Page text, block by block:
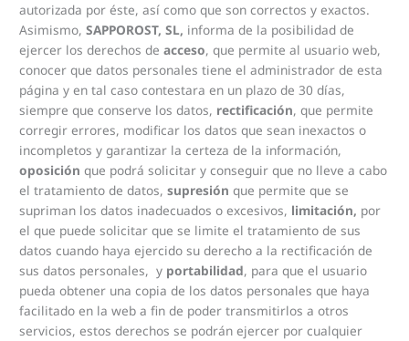
autorizada por éste, así como que son correctos y exactos.
Asimismo, SAPPOROST, SL, informa de la posibilidad de
ejercer los derechos deacceso, que permite al usuario web,
conocer que datos personales tiene el administrador de esta
página y en tal caso contestara en un plazo de 30 días,
siempre que conserve los datos, rectificación, que permite
corregir errores, modificar los datos que sean inexactos o
incompletos y garantizar la certeza de la información,
oposición que podrá solicitar y conseguir que no lleve a cabo
el tratamiento de datos,supresión que permite que se
supriman los datos inadecuados o excesivos, limitación, por
el que puede solicitar que se limite el tratamiento de sus
datos cuando haya ejercido su derecho a la rectificación de
sus datos personales, y portabilidad, para que el usuario
pueda obtener una copia de los datos personales que haya
facilitado en la web a fin de poder transmitirlos a otros
servicios, estos derechos se podrán ejercer por cualquier